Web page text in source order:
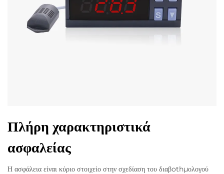
Πλήρη χαρακτηριστικά
ασφαλείας
Η ασφάλεια είναι κύριο στοιχείο στην σχεδίαση του διαβothμολογού